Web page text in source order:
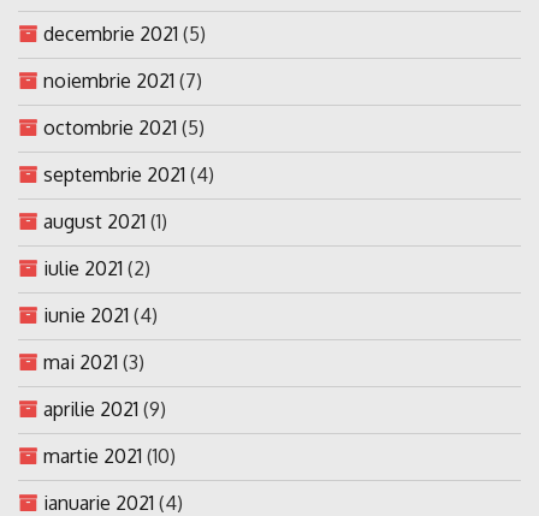
decembrie 2021 (5)
noiembrie 2021 (7)
octombrie 2021 (5)
septembrie 2021 (4)
august 2021 (1)
iulie 2021 (2)
iunie 2021 (4)
mai 2021 (3)
aprilie 2021 (9)
martie 2021 (10)
ianuarie 2021 (4)